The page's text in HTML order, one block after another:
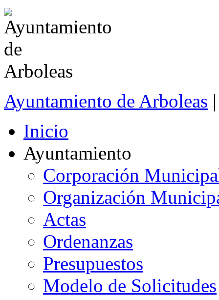
Ayuntamiento de Arboleas
Inicio
Ayuntamiento
Corporación
Organización
Actas
Ordenanzas
Presupuestos
Modelo de Solicitudes